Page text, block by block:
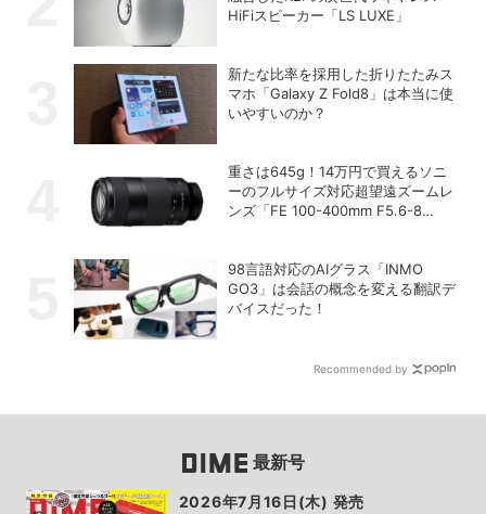
HiFiスピーカー「LS LUXE」
新たな比率を採用した折りたたみス
マホ「Galaxy Z Fold8」は本当に使
いやすいのか？
重さは645g！14万円で買えるソニ
ーのフルサイズ対応超望遠ズームレ
ンズ「FE 100-400mm F5.6-8
98言語対応のAIグラス「INMO
GO3」は会話の概念を変える翻訳デ
バイスだった！
Recommended by
最新号
2026年7月16日(木) 発売